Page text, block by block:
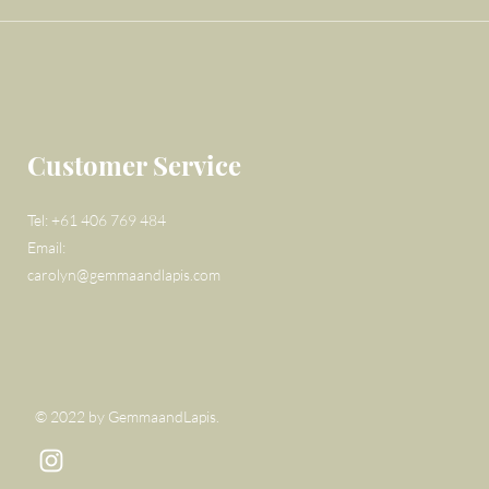
Customer Service
Tel: +61 406 769 484
Email:
carolyn@gemmaandlapis.com
© 2022 by GemmaandLapis.